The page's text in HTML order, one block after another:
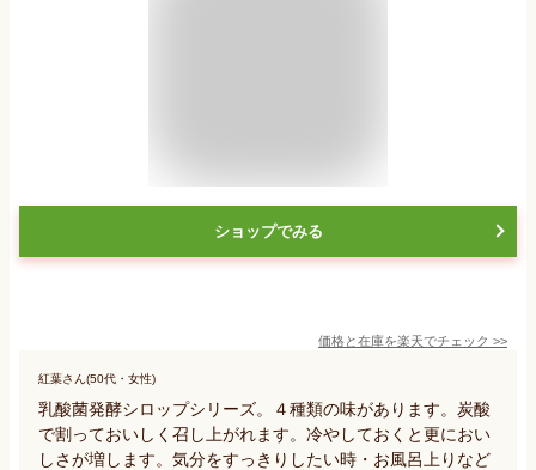
ショップでみる
価格と在庫を楽天でチェック >>
紅葉さん(50代・女性)
乳酸菌発酵シロップシリーズ。４種類の味があります。炭酸
で割っておいしく召し上がれます。冷やしておくと更におい
しさが増します。気分をすっきりしたい時・お風呂上りなど